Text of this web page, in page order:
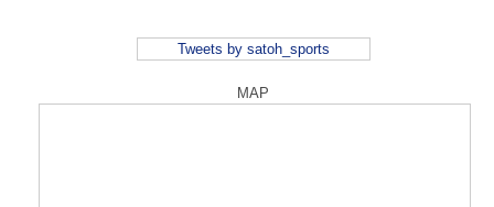
Tweets by satoh_sports
MAP